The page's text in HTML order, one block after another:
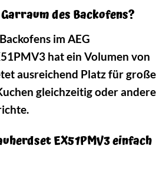
des Backofens?
im AEG
hat ein Volumen von
ausreichend Platz für große
gleichzeitig oder andere
EX51PMV3 einfach